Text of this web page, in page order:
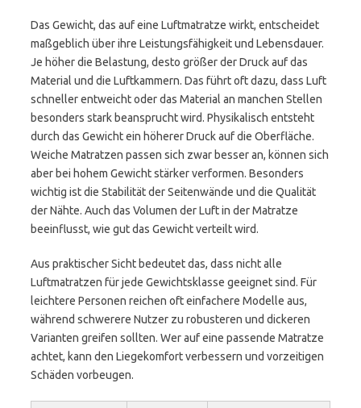
Das Gewicht, das auf eine Luftmatratze wirkt, entscheidet
maßgeblich über ihre Leistungsfähigkeit und Lebensdauer.
Je höher die Belastung, desto größer der Druck auf das
Material und die Luftkammern. Das führt oft dazu, dass Luft
schneller entweicht oder das Material an manchen Stellen
besonders stark beansprucht wird. Physikalisch entsteht
durch das Gewicht ein höherer Druck auf die Oberfläche.
Weiche Matratzen passen sich zwar besser an, können sich
aber bei hohem Gewicht stärker verformen. Besonders
wichtig ist die Stabilität der Seitenwände und die Qualität
der Nähte. Auch das Volumen der Luft in der Matratze
beeinflusst, wie gut das Gewicht verteilt wird.
Aus praktischer Sicht bedeutet das, dass nicht alle
Luftmatratzen für jede Gewichtsklasse geeignet sind. Für
leichtere Personen reichen oft einfachere Modelle aus,
während schwerere Nutzer zu robusteren und dickeren
Varianten greifen sollten. Wer auf eine passende Matratze
achtet, kann den Liegekomfort verbessern und vorzeitigen
Schäden vorbeugen.